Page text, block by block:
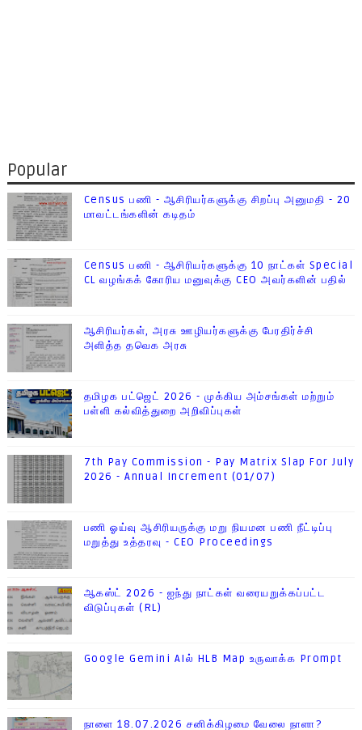
Popular
Census பணி - ஆசிரியர்களுக்கு சிறப்பு அனுமதி - 20
மாவட்டங்களின் கடிதம்
Census பணி - ஆசிரியர்களுக்கு 10 நாட்கள் Special
CL வழங்கக் கோரிய மனுவுக்கு CEO அவர்களின் பதில்
ஆசிரியர்கள், அரசு ஊழியர்களுக்கு பேரதிர்ச்சி
அளித்த தவெக அரசு
தமிழக பட்ஜெட் 2026 - முக்கிய அம்சங்கள் மற்றும்
பள்ளி கல்வித்துறை அறிவிப்புகள்
7th Pay Commission - Pay Matrix Slap For July
2026 - Annual Increment (01/07)
பணி ஓய்வு ஆசிரியருக்கு மறு நியமன பணி நீட்டிப்பு
மறுத்து உத்தரவு - CEO Proceedings
ஆகஸ்ட் 2026 - ஐந்து நாட்கள் வரையறுக்கப்பட்ட
விடுப்புகள் (RL)
Google Gemini AIல் HLB Map உருவாக்க Prompt
நாளை 18.07.2026 சனிக்கிழமை வேலை நாளா?